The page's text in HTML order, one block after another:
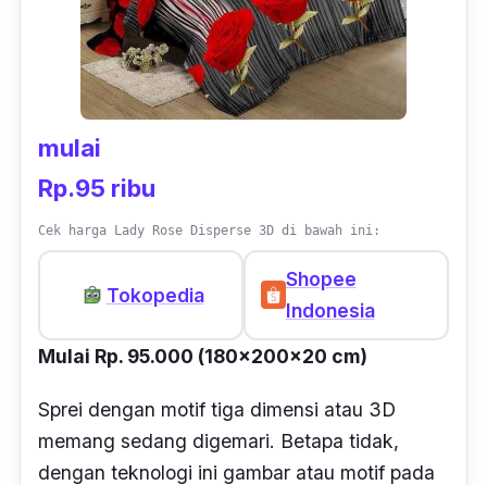
mulai
Rp.95 ribu
Cek harga Lady Rose Disperse 3D di bawah ini:
Tokopedia
Shopee
Indonesia
Mulai Rp. 95.000 (180x200x20 cm)
Sprei dengan motif tiga dimensi atau 3D
memang sedang digemari. Betapa tidak,
dengan teknologi ini gambar atau motif pada